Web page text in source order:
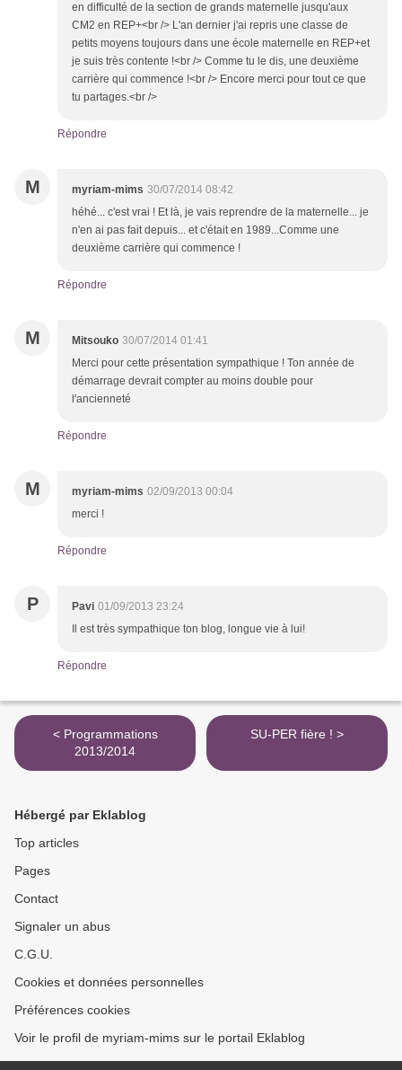
en difficulté de la section de grands maternelle jusqu'aux
CM2 en REP+<br /> L'an dernier j'ai repris une classe de
petits moyens toujours dans une école maternelle en REP+et
je suis très contente !<br /> Comme tu le dis, une deuxième
carrière qui commence !<br /> Encore merci pour tout ce que
tu partages.<br />
Répondre
M myriam-mims 30/07/2014 08:42
héhé... c'est vrai ! Et là, je vais reprendre de la maternelle... je
n'en ai pas fait depuis... et c'était en 1989...Comme une
deuxième carrière qui commence !
Répondre
M Mitsouko 30/07/2014 01:41
Merci pour cette présentation sympathique ! Ton année de
démarrage devrait compter au moins double pour
l'ancienneté
Répondre
M myriam-mims 02/09/2013 00:04
merci !
Répondre
P Pavi 01/09/2013 23:24
Il est très sympathique ton blog, longue vie à lui!
Répondre
< Programmations
2013/2014
SU-PER fière ! >
Hébergé par Eklablog
Top articles
Pages
Contact
Signaler un abus
C.G.U.
Cookies et données personnelles
Préférences cookies
Voir le profil de myriam-mims sur le portail Eklablog